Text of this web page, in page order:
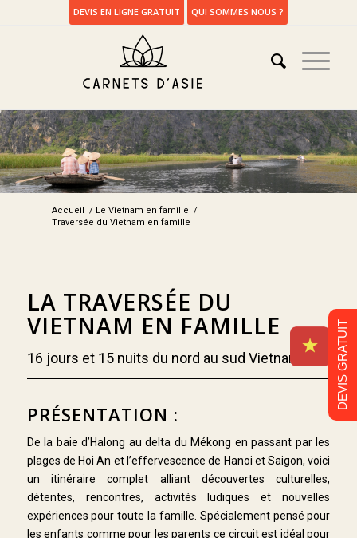
DEVIS EN LIGNE GRATUIT QUI SOMMES NOUS ?
Accueil / Le Vietnam en famille /
Traversée du Vietnam en famille
LA TRAVERSÉE DU
VIETNAM EN FAMILLE
16 jours et 15 nuits du nord au sud Vietnam
PRÉSENTATION :
De la baie d’Halong au delta du Mékong en passant par les
plages de Hoi An et l’effervescence de Hanoi et Saigon, voici
un itinéraire complet alliant découvertes culturelles,
détentes, rencontres, activités ludiques et nouvelles
expériences pour toute la famille. Spécialement pensé pour
les enfants comme pour les parents ce circuit est idéal pour
DEVIS GRATUIT